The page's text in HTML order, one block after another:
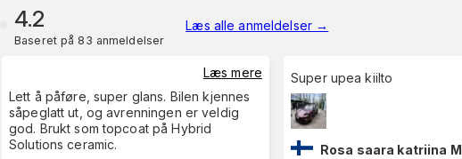
4.2
Baseret på 83 anmeldelser
Læs alle anmeldelser→
Læs mere
Lett å påføre, super glans. Bilen kjennes
såpeglatt ut, og avrenningen er veldig
god. Brukt som topcoat på Hybrid
Solutions ceramic.
Super upea kiilto
Rosa saara katriina M